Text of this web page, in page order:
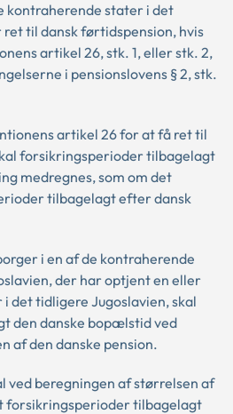
kontraherende stater i det
til dansk førtidspension, hvis
artikel 26, stk. 1, eller stk. 2,
i pensionslovens § 2, stk.
artikel 26 for at få ret til
forsikringsperioder tilbagelagt
medregnes, som om det
tilbagelagt efter dansk
i en af de kontraherende
der har optjent en eller
det tidligere Jugoslavien, skal
den danske bopælstid ved
af den danske pension.
ved beregningen af størrelsen af
forsikringsperioder tilbagelagt